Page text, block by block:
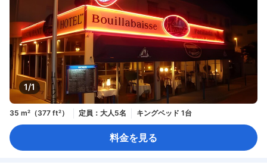
1/1
35 m²（377 ft²） 定員：大人5名 キングベッド 1台
料金を見る